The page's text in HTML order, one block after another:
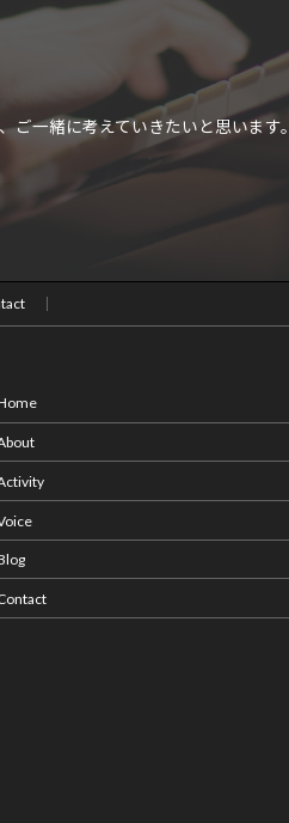
一緒に考えていきたいと思います。